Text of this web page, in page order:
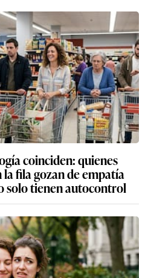
coinciden: quienes
fila gozan de empatía
solo tienen autocontrol